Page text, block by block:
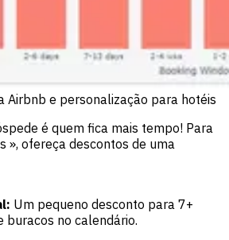
Airbnb e personalização para hotéis
é quem fica mais tempo! Para
», ofereça descontos de uma
Um pequeno desconto para 7+
buracos no calendário.